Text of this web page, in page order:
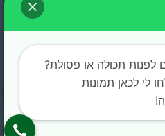
לפנות תכולה או פסולת?
לי לכאן תמונות